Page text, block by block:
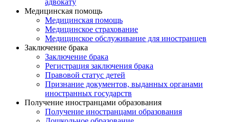
адвокату
Медицинская помощь
Медицинская помощь
Медицинское страхование
Медицинское обслуживание для иностранцев
Заключение брака
Заключение брака
Регистрация заключения брака
Правовой статус детей
Признание документов, выданных органами
иностранных государств
Получение иностранцами образования
Получение иностранцами образования